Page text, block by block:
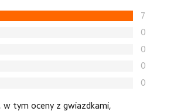
7
0
0
0
0
w tym oceny z gwiazdkami,